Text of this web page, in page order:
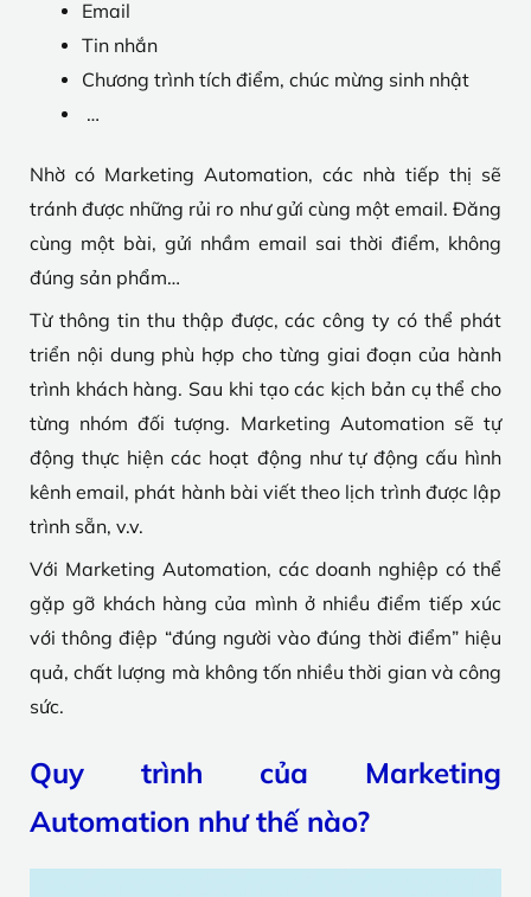
Email
Tin nhắn
Chương trình tích điểm, chúc mừng sinh nhật
…
Nhờ có Marketing Automation, các nhà tiếp thị sẽ
tránh được những rủi ro như gửi cùng một email. Đăng
cùng một bài, gửi nhầm email sai thời điểm, không
đúng sản phẩm…
Từ thông tin thu thập được, các công ty có thể phát
triển nội dung phù hợp cho từng giai đoạn của hành
trình khách hàng. Sau khi tạo các kịch bản cụ thể cho
từng nhóm đối tượng. Marketing Automation sẽ tự
động thực hiện các hoạt động như tự động cấu hình
kênh email, phát hành bài viết theo lịch trình được lập
trình sẵn, v.v.
Với Marketing Automation, các doanh nghiệp có thể
gặp gỡ khách hàng của mình ở nhiều điểm tiếp xúc
với thông điệp “đúng người vào đúng thời điểm” hiệu
quả, chất lượng mà không tốn nhiều thời gian và công
sức.
Quy trình của Marketing
Automation như thế nào?